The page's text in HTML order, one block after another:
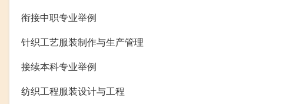
衔接中职专业举例
针织工艺服装制作与生产管理
接续本科专业举例
纺织工程服装设计与工程